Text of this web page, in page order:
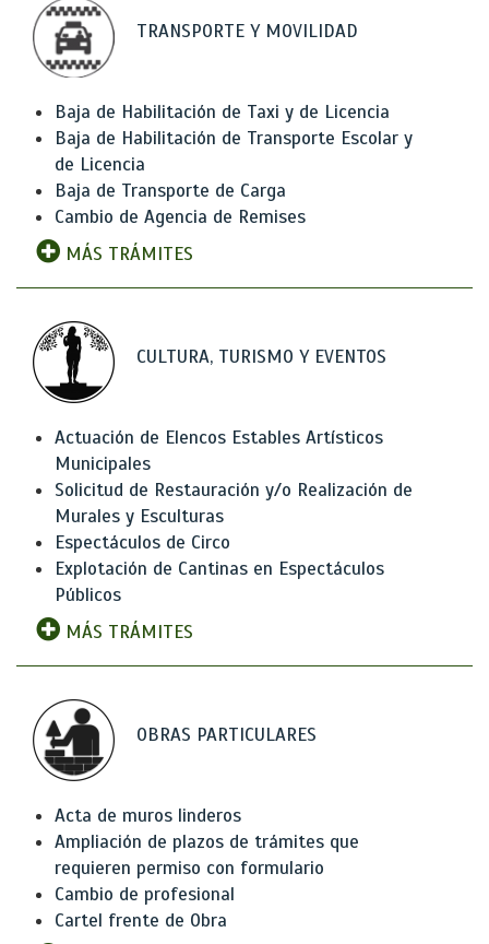
TRANSPORTE Y MOVILIDAD
Baja de Habilitación de Taxi y de Licencia
Baja de Habilitación de Transporte Escolar y
de Licencia
Baja de Transporte de Carga
Cambio de Agencia de Remises
MÁS TRÁMITES
CULTURA, TURISMO Y EVENTOS
Actuación de Elencos Estables Artísticos
Municipales
Solicitud de Restauración y/o Realización de
Murales y Esculturas
Espectáculos de Circo
Explotación de Cantinas en Espectáculos
Públicos
MÁS TRÁMITES
OBRAS PARTICULARES
Acta de muros linderos
Ampliación de plazos de trámites que
requieren permiso con formulario
Cambio de profesional
Cartel frente de Obra